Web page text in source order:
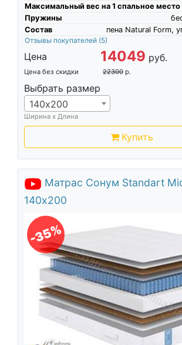
Максимальный вес на 1 спальное место
Пружины
Состав
пена Natural Form,
Отзывы покупателей (5)
Цена 14049 руб.
Цена без скидки 22300 р.
Выбрать размер
140х200
Ширина х Длина
Купить
Матрас Сонум Standart
140х200
-35%